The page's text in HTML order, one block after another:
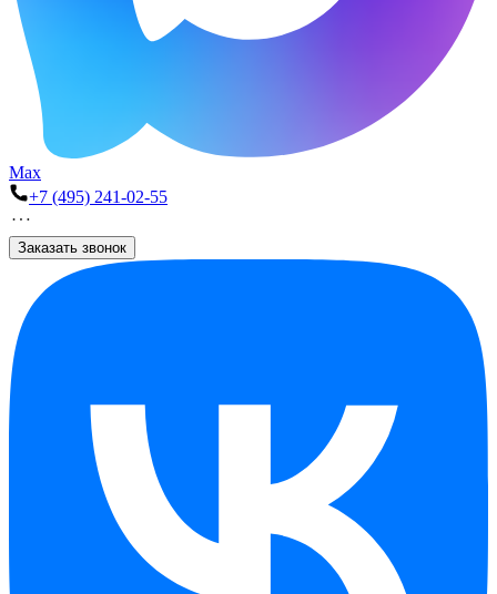
Max
+7 (495) 241-02-55
Заказать звонок